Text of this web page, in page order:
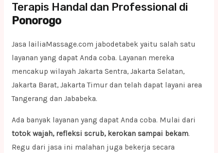
Terapis Handal dan Professional di
Ponorogo
Jasa lailiaMassage.com jabodetabek yaitu salah satu
layanan yang dapat Anda coba. Layanan mereka
mencakup wilayah Jakarta Sentra, Jakarta Selatan,
Jakarta Barat, Jakarta Timur dan telah dapat layani area
Tangerang dan Jababeka.
Ada banyak layanan yang dapat Anda coba. Mulai dari
totok wajah, refleksi scrub, kerokan sampai bekam.
Regu dari jasa ini malahan juga bekerja secara